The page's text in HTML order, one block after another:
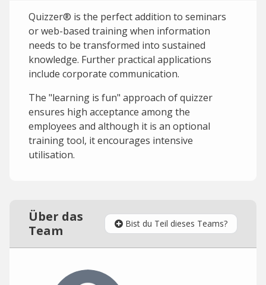
Quizzer® is the perfect addition to seminars
or web-based training when information
needs to be transformed into sustained
knowledge. Further practical applications
include corporate communication.
The "learning is fun" approach of quizzer
ensures high acceptance among the
employees and although it is an optional
training tool, it encourages intensive
utilisation.
Über das
Team
Bist du Teil dieses Teams?